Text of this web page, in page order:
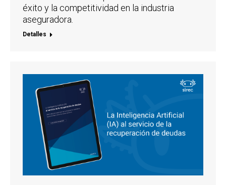
éxito y la competitividad en la industria
aseguradora.
Detalles